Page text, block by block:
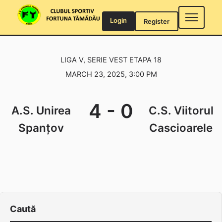
Login Register
LIGA V, SERIE VEST ETAPA 18
MARCH 23, 2025, 3:00 PM
A.S. Unirea
Spanțov
4 - 0
C.S. Viitorul
Cascioarele
Caută